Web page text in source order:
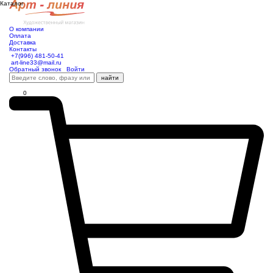
О компании
Оплата
Доставка
Контакты
+7(996) 481-50-41
art-line33@mail.ru
Обратный звонок
Войти
Каталог
найти
0